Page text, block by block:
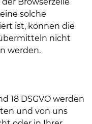
solche
ist, können die
nicht
werden.
18 DSGVO werden
und von uns